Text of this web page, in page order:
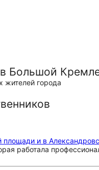
Большой
жителей города
площади и в
работала